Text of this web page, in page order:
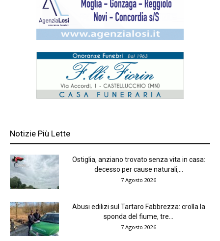
Notizie Più Lette
Ostiglia, anziano trovato senza vita in casa:
decesso per cause naturali,...
7 Agosto 2026
Abusi edilizi sul Tartaro Fabbrezza: crolla la
sponda del fiume, tre...
7 Agosto 2026